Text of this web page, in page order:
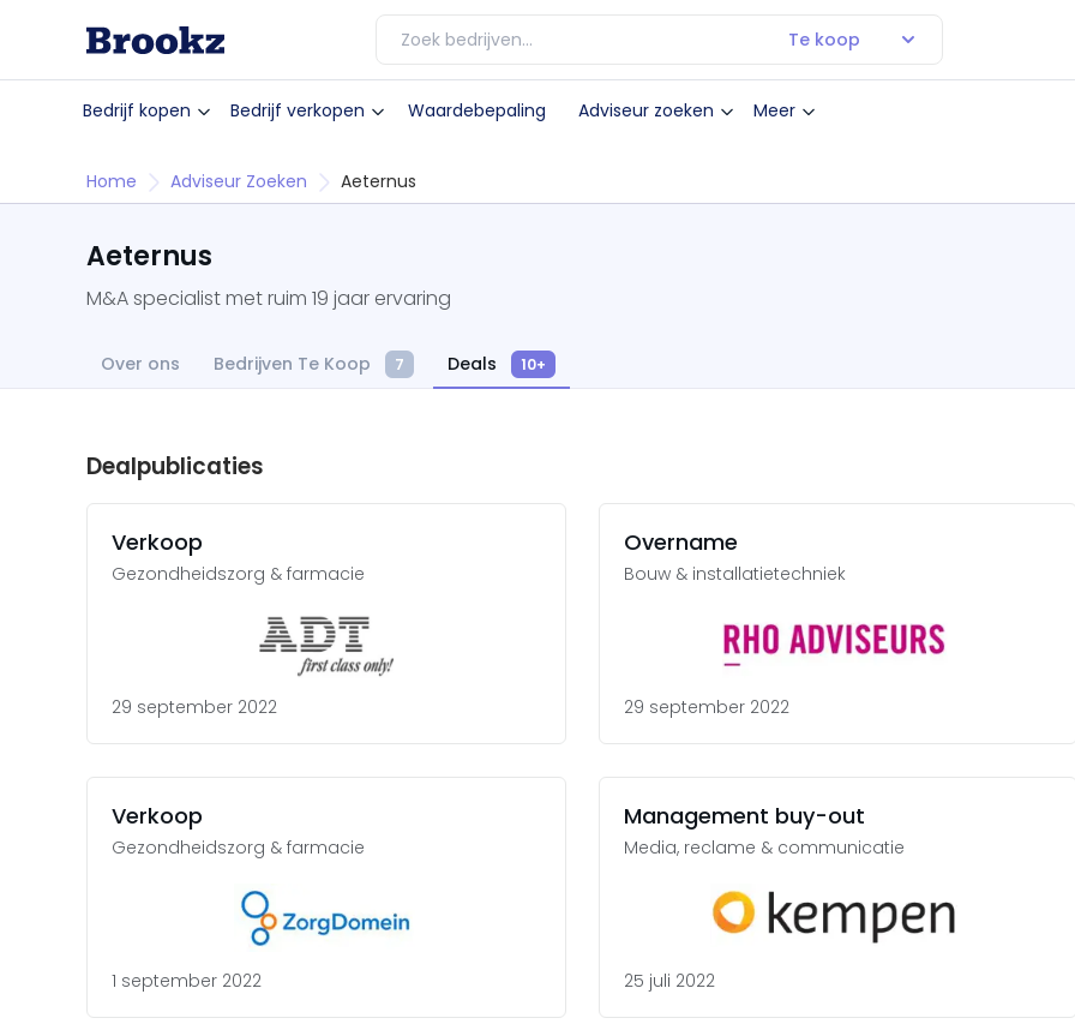
Te koop
Bedrijf kopen Bedrijf verkopen Waardebepaling Adviseur zoeken Meer
Home Adviseur Zoeken Aeternus
Aeternus
M&A specialist met ruim 19 jaar ervaring
Over ons Bedrijven Te Koop 7 Deals 10+
Dealpublicaties
Verkoop
Gezondheidszorg & farmacie
29 september 2022
Overname
Bouw & installatietechniek
29 september 2022
Verkoop
Gezondheidszorg & farmacie
1 september 2022
Management buy-out
Media, reclame & communicatie
25 juli 2022